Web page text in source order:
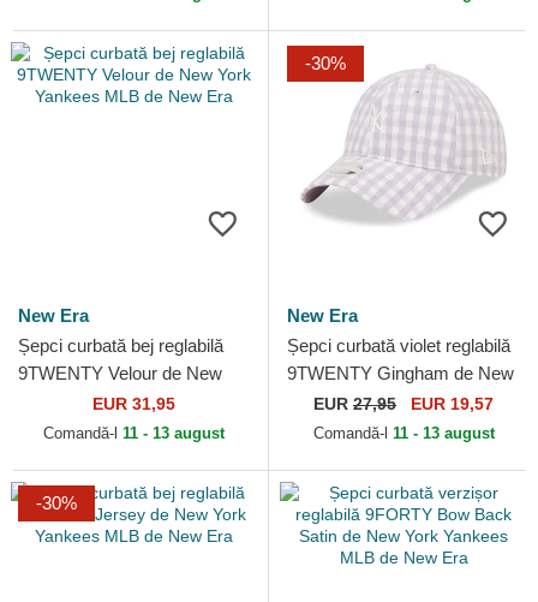
New Era
Șepci curbată bej reglabilă
9TWENTY Velour de New
York Yankees MLB de New
Era
EUR 31,95
Comandă-l 11 - 13 august
-30%
New Era
Șepci curbată violet reglabilă
9TWENTY Gingham de New
York Yankees MLB de New
Era
EUR 27,95 EUR 19,57
Comandă-l 11 - 13 august
-30%